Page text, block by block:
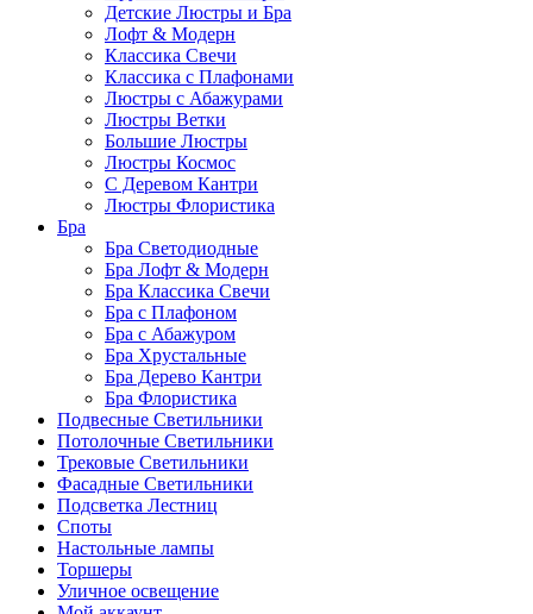
Детские Люстры и Бра
Лофт & Модерн
Классика Свечи
Классика с Плафонами
Люстры с Абажурами
Люстры Ветки
Большие Люстры
Люстры Космос
С Деревом Кантри
Люстры Флористика
Бра
Бра Светодиодные
Бра Лофт & Модерн
Бра Классика Свечи
Бра с Плафоном
Бра с Абажуром
Бра Хрустальные
Бра Дерево Кантри
Бра Флористика
Подвесные Светильники
Потолочные Светильники
Трековые Светильники
Фасадные Светильники
Подсветка Лестниц
Споты
Настольные лампы
Торшеры
Уличное освещение